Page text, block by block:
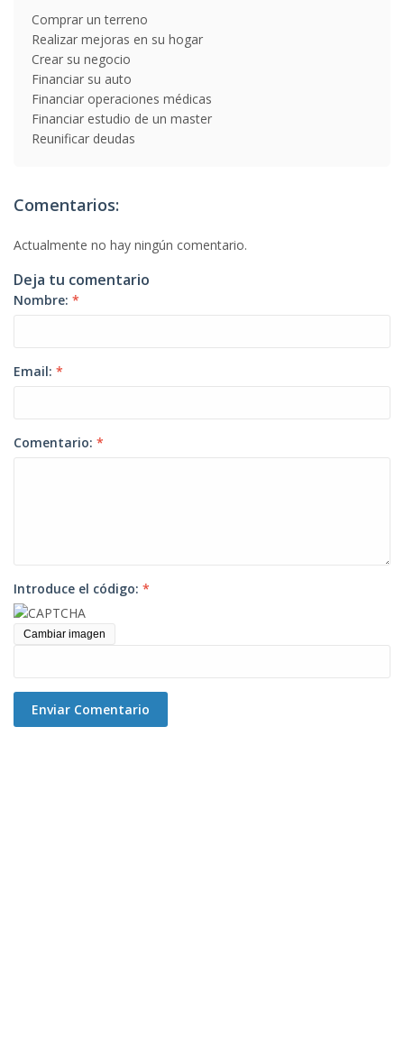
Comprar un terreno
Realizar mejoras en su hogar
Crear su negocio
Financiar su auto
Financiar operaciones médicas
Financiar estudio de un master
Reunificar deudas
Comentarios:
Actualmente no hay ningún comentario.
Deja tu comentario
Nombre: *
Email: *
Comentario: *
Introduce el código: *
Cambiar imagen
Enviar Comentario